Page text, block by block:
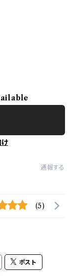
通報する
(5)
ポスト